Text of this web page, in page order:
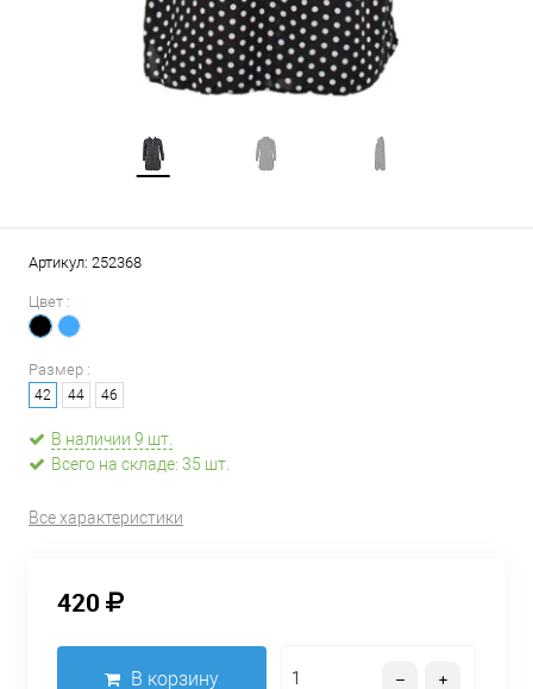
Артикул: 252368
Цвет :
Размер :
42 44 46
В наличии 9 шт.
Всего на складе: 35 шт.
Все характеристики
420
В корзину